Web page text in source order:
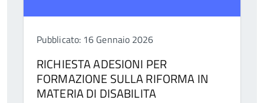
Pubblicato: 16 Gennaio 2026
RICHIESTA ADESIONI PER
FORMAZIONE SULLA RIFORMA IN
MATERIA DI DISABILITA